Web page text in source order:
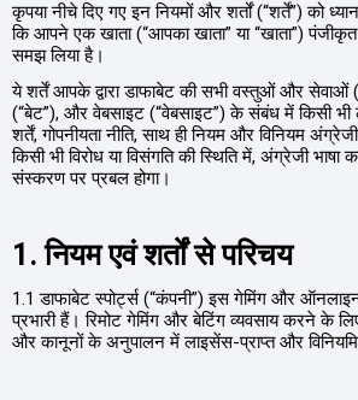
कृपया नीचे दिए गए इन नियमों और शर्तों (“शर्तें”) को
कि आपने एक खाता (“आपका खाता” या “खाता”)
समझ लिया है।
ये शर्तें आपके द्वारा डाफाबेट की सभी वस्तुओं और सेवाओं
(“बेट”), और वेबसाइट (“वेबसाइट”) के संबंध में किसी
शर्तें, गोपनीयता नीति, साथ ही नियम और विनियम
किसी भी विरोध या विसंगति की स्थिति में, अंग्रेजी भाषा
संस्करण पर प्रबल होगा।
1. नियम एवं शर्तों से परिचय
1.1 डाफाबेट स्पोर्ट्स (“कंपनी”) इस गेमिंग और
प्रभारी हैं। रिमोट गेमिंग और बेटिंग व्यवसाय करने के
और कानूनों के अनुपालन में लाइसेंस-प्राप्त और